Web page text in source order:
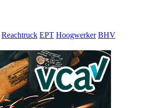
Reachtruck EPT Hoogwerker BHV